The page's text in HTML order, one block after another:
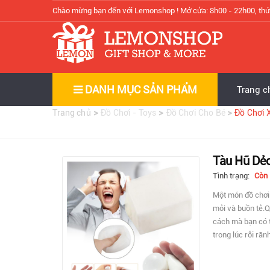
Chào mừng bạn đến với Lemonshop ! Mở cửa: 8h00 - 22h00,
DANH MỤC SẢN PHẨM Trang
Trang chủ >Đồ Chơi - Toys > Đồ Chơi Cho Bé >Đồ Chơi
Tàu Hũ
Tình trạng: Còn
Một món đồ
mỏi và buồn
cách mà bạn có
trong lúc rỗi